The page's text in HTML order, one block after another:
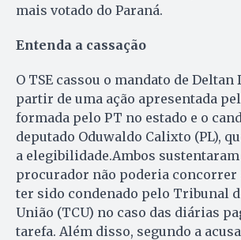
mais votado do Paraná.
Entenda a cassação
O TSE cassou o mandato de Deltan
partir de uma ação apresentada
formada pelo PT no estado e o
deputado Oduwaldo Calixto (PL),
a elegibilidade.Ambos sustentaram
procurador não poderia concorrer
ter sido condenado pelo Tribunal
União (TCU) no caso das diárias
tarefa. Além disso, segundo a